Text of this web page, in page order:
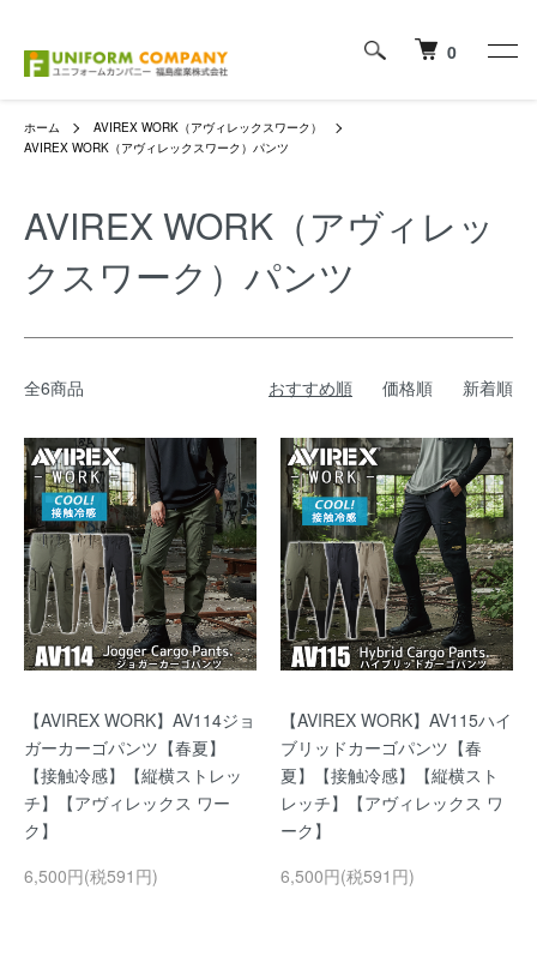
0
ホーム
AVIREX WORK（アヴィレックスワーク）
AVIREX WORK（アヴィレックスワーク）パンツ
AVIREX WORK（アヴィレッ
クスワーク）パンツ
全6商品 おすすめ順 価格順 新着順
【AVIREX WORK】AV114ジョ
ガーカーゴパンツ【春夏】
【接触冷感】【縦横ストレッ
チ】【アヴィレックス ワー
ク】
6,500円(税591円)
【AVIREX WORK】AV115ハイ
ブリッドカーゴパンツ【春
夏】【接触冷感】【縦横スト
レッチ】【アヴィレックス ワ
ーク】
6,500円(税591円)